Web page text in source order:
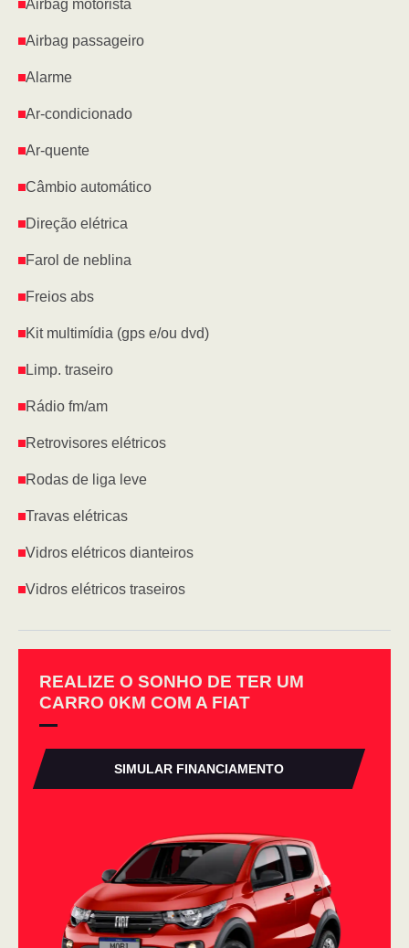
Airbag motorista
Airbag passageiro
Alarme
Ar-condicionado
Ar-quente
Câmbio automático
Direção elétrica
Farol de neblina
Freios abs
Kit multimídia (gps e/ou dvd)
Limp. traseiro
Rádio fm/am
Retrovisores elétricos
Rodas de liga leve
Travas elétricas
Vidros elétricos dianteiros
Vidros elétricos traseiros
REALIZE O SONHO DE TER UM
CARRO 0KM COM A FIAT
SIMULAR FINANCIAMENTO